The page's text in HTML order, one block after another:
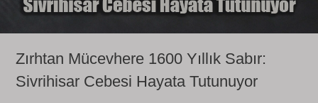
Zırhtan Mücevhere 1600 Yıllık Sabır:
Sivrihisar Cebesi Hayata Tutunuyor